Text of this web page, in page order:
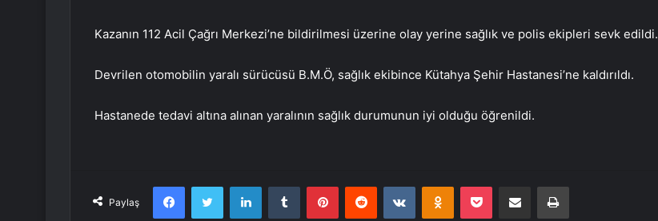
Kazanın 112 Acil Çağrı Merkezi’ne bildirilmesi üzerine olay yerine sağlık ve polis ekipleri sevk edildi.
Devrilen otomobilin yaralı sürücüsü B.M.Ö, sağlık ekibince Kütahya Şehir Hastanesi’ne kaldırıldı.
Hastanede tedavi altına alınan yaralının sağlık durumunun iyi olduğu öğrenildi.
Paylaş
FacebookTwitter LinkedInTumblr PinterestReddit VKontakteOdnoklassniki
Pocket E-Posta ile paylaş Yazdır